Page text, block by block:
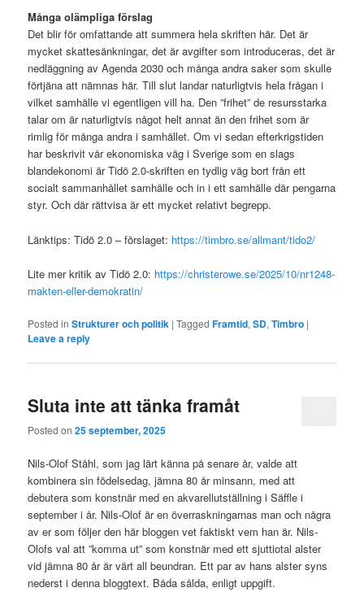
Många olämpliga förslag
Det blir för omfattande att summera hela skriften här. Det är
mycket skattesänkningar, det är avgifter som introduceras, det är
nedläggning av Agenda 2030 och många andra saker som skulle
förtjäna att nämnas här. Till slut landar naturligtvis hela frågan i
vilket samhälle vi egentligen vill ha. Den ”frihet” de resursstarka
talar om är naturligtvis något helt annat än den frihet som är
rimlig för många andra i samhället. Om vi sedan efterkrigstiden
har beskrivit vår ekonomiska väg i Sverige som en slags
blandekonomi är Tidö 2.0-skriften en tydlig väg bort från ett
socialt sammanhållet samhälle och in i ett samhälle där pengarna
styr. Och där rättvisa är ett mycket relativt begrepp.
Länktips: Tidö 2.0 – förslaget: https://timbro.se/allmant/tido2/
Lite mer kritik av Tidö 2.0: https://christerowe.se/2025/10/nr1248-
makten-eller-demokratin/
Posted in Strukturer och politik |Tagged Framtid,SD,Timbro |
Leave a reply
Sluta inte att tänka framåt
Posted on25 september, 2025
Nils-Olof Ståhl, som jag lärt känna på senare år, valde att
kombinera sin födelsedag, jämna 80 år minsann, med att
debutera som konstnär med en akvarellutställning i Säffle i
september i år. Nils-Olof är en överraskningarnas man och några
av er som följer den här bloggen vet faktiskt vem han är. Nils-
Olofs val att ”komma ut” som konstnär med ett sjuttiotal alster
vid jämna 80 år är värt all beundran. Ett par av hans alster syns
nederst i denna bloggtext. Båda sålda, enligt uppgift.